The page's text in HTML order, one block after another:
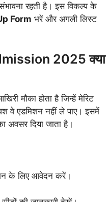
रहती है। इस विकल्प के
Form भरें और अगली लिस्ट
2025 क्या
मौका होता है जिन्हें मेरिट
वे एडमिशन नहीं ले पाए। इसमें
अवसर दिया जाता है।
के लिए आवेदन करें।